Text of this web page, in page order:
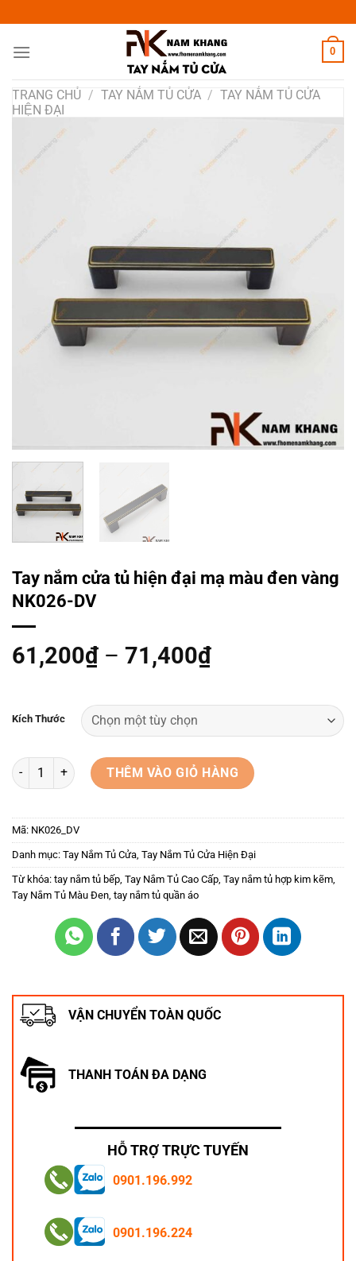
đến
nội
0
TRANG CHỦ / TAY NẮM TỦ CỬA / TAY NẮM TỦ CỬA
HIỆN ĐẠI
Tay nắm cửa tủ hiện đại mạ màu đen vàng
NK026-DV
61,200₫ – 71,400₫
Kích Thước
Tay nắm cửa tủ hiện đại mạ màu đen vàng NK026-DV số lượng
THÊM VÀO GIỎ HÀNG
Mã: NK026_DV
Danh mục: Tay Nắm Tủ Cửa, Tay Nắm Tủ Cửa Hiện Đại
Từ khóa: tay nắm tủ bếp, Tay Nắm Tủ Cao Cấp, Tay nắm tủ hợp kim kẽm,
Tay Nắm Tủ Màu Đen, tay nắm tủ quần áo
VẬN CHUYỂN TOÀN QUỐC
THANH TOÁN ĐA DẠNG
HỖ TRỢ TRỰC TUYẾN
0901.196.992
0901.196.224